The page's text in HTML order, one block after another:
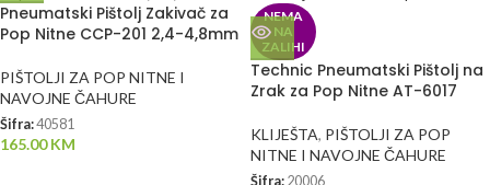
Pneumatski Pištolj Zakivač za
Pop Nitne CCP-201 2,4-4,8mm
PIŠTOLJI ZA POP NITNE I
NAVOJNE ČAHURE
Šifra:40581
165.00KM
NEMA
NA
ZALIHI
Technic Pneumatski Pištolj na
Zrak za Pop Nitne AT-6017
KLIJEŠTA, PIŠTOLJI ZA POP
NITNE I NAVOJNE ČAHURE
Šifra: 20006